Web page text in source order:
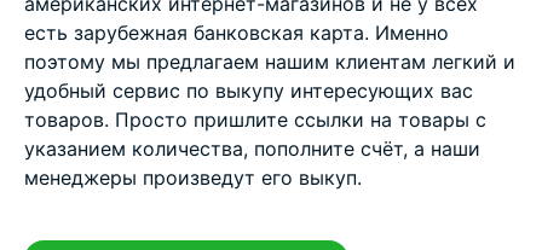
есть зарубежная банковская карта. Именно
поэтому мы предлагаем нашим клиентам легкий и
удобный сервис по выкупу интересующих вас
товаров. Просто пришлите ссылки на товары с
указанием количества, пополните счёт, а наши
менеджеры произведут его выкуп.